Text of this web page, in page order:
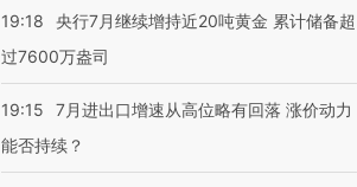
19:18
央行7月继续增持近20吨黄金 累计储备超
过7600万盎司
19:15
7月进出口增速从高位略有回落 涨价动力
能否持续？